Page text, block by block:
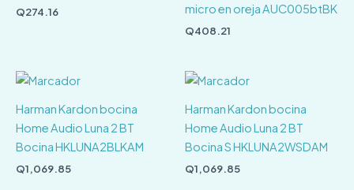
Q274.16
micro en oreja AUC005btBK
Q408.21
Harman Kardon bocina
Home Audio Luna 2 BT
Bocina HKLUNA2BLKAM
Q1,069.85
Harman Kardon bocina
Home Audio Luna 2 BT
Bocina S HKLUNA2WSDAM
Q1,069.85